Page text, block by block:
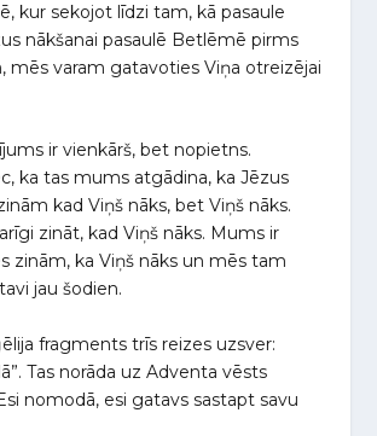
kur sekojot līdzi tam, kā pasaule
nākšanai pasaulē Betlēmē pirms
mēs varam gatavoties Viņa otreizējai
ir vienkārš, bet nopietns.
ka tas mums atgādina, ka Jēzus
kad Viņš nāks, bet Viņš nāks.
zināt, kad Viņš nāks. Mums ir
zinām, ka Viņš nāks un mēs tam
jau šodien.
fragments trīs reizes uzsver:
Tas norāda uz Adventa vēsts
nomodā, esi gatavs sastapt savu